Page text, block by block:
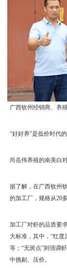
广西钦州经销商、养
“好好养”是低价时代
尚岳伟养殖的南美白
据了解，在广西钦州
的加工厂，规格从20
加工厂对虾的品质要
大标准，其中，“红
等；“无斑点”则强调
中挑剔、压价。